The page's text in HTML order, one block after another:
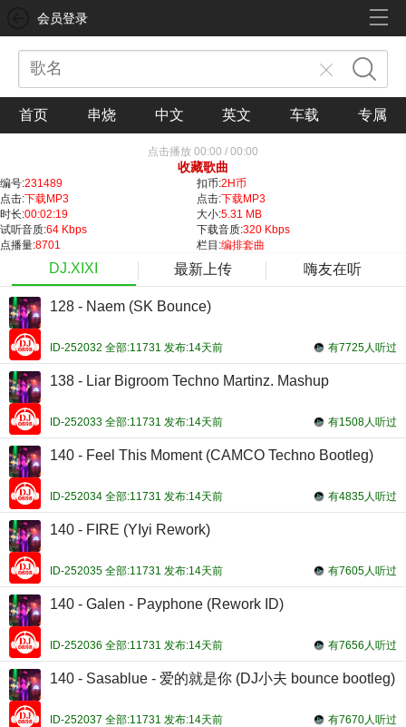
会员登录
首页 串烧 中文 英文 车载 专属
点击播放 00:00 / 00:00
收藏歌曲
编号:231489 扣币:2H币
点击:下载MP3 点击:下载MP3
时长:00:02:19 大小:5.31 MB
试听音质:64 Kbps 下载音质:320 Kbps
点播量:8701 栏目:编排套曲
DJ.XIXI 最新上传 嗨友在听
128 - Naem (SK Bounce)
有7725人听过
ID-252032 全部:11731 发布:14天前
138 - Liar Bigroom Techno Martinz. Mashup
有1508人听过
ID-252033 全部:11731 发布:14天前
140 - Feel This Moment (CAMCO Techno Bootleg)
有4835人听过
ID-252034 全部:11731 发布:14天前
140 - FIRE (YIyi Rework)
有7605人听过
ID-252035 全部:11731 发布:14天前
140 - Galen - Payphone (Rework ID)
有7656人听过
ID-252036 全部:11731 发布:14天前
140 - Sasablue - 爱的就是你 (DJ小夫 bounce bootleg)
有7670人听过
ID-252037 全部:11731 发布:14天前